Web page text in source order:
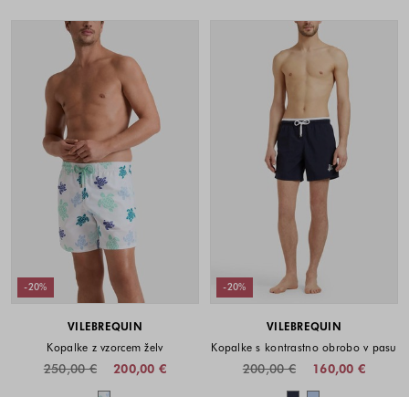
-20%
VILEBREQUIN
Kopalke z vzorcem želv
200,00 €
250,00 €
-20%
VILEBREQUIN
Kopalke s kontrastno obrobo v pasu
160,00 €
200,00 €